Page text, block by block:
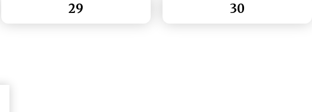
29 30